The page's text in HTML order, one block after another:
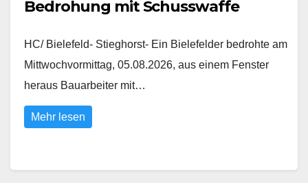
Bedrohung mit Schusswaffe
HC/ Bielefeld- Stieghorst- Ein Bielefelder bedrohte am
Mittwochvormittag, 05.08.2026, aus einem Fenster
heraus Bauarbeiter mit…
Mehr lesen